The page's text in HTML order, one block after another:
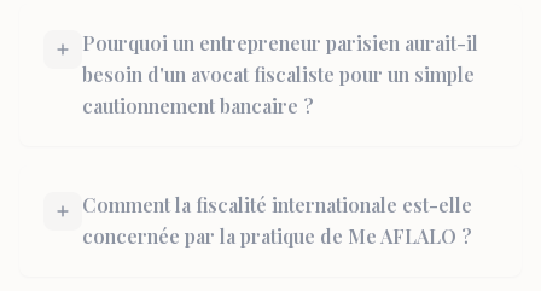
Pourquoi un entrepreneur parisien aurait-il
besoin d'un avocat fiscaliste pour un simple
cautionnement bancaire ?
Comment la fiscalité internationale est-elle
concernée par la pratique de Me AFLALO ?